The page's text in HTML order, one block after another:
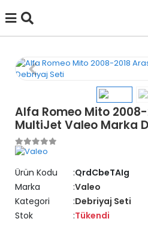
Alfa Romeo Mito 2008-
MultiJet Valeo Marka
Ürün Kodu
QrdCbeTAIg
Marka
Valeo
Kategori
Debriyaj Seti
Stok
Tükendi